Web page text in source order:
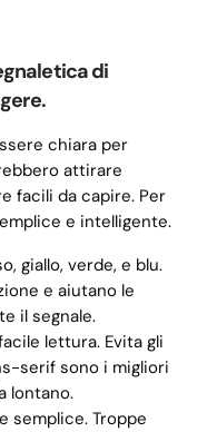
di
chiara per
attirare
facili da capire. Per
e intelligente.
giallo, verde, e blu.
e aiutano le
il segnale.
lettura. Evita gli
serif sono i migliori
lontano.
semplice. Troppe